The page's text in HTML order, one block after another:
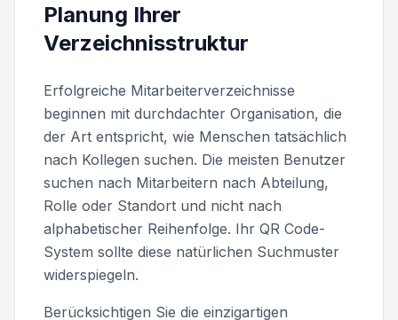
Planung Ihrer
Verzeichnisstruktur
Erfolgreiche Mitarbeiterverzeichnisse
beginnen mit durchdachter Organisation, die
der Art entspricht, wie Menschen tatsächlich
nach Kollegen suchen. Die meisten Benutzer
suchen nach Mitarbeitern nach Abteilung,
Rolle oder Standort und nicht nach
alphabetischer Reihenfolge. Ihr QR Code-
System sollte diese natürlichen Suchmuster
widerspiegeln.
Berücksichtigen Sie die einzigartigen